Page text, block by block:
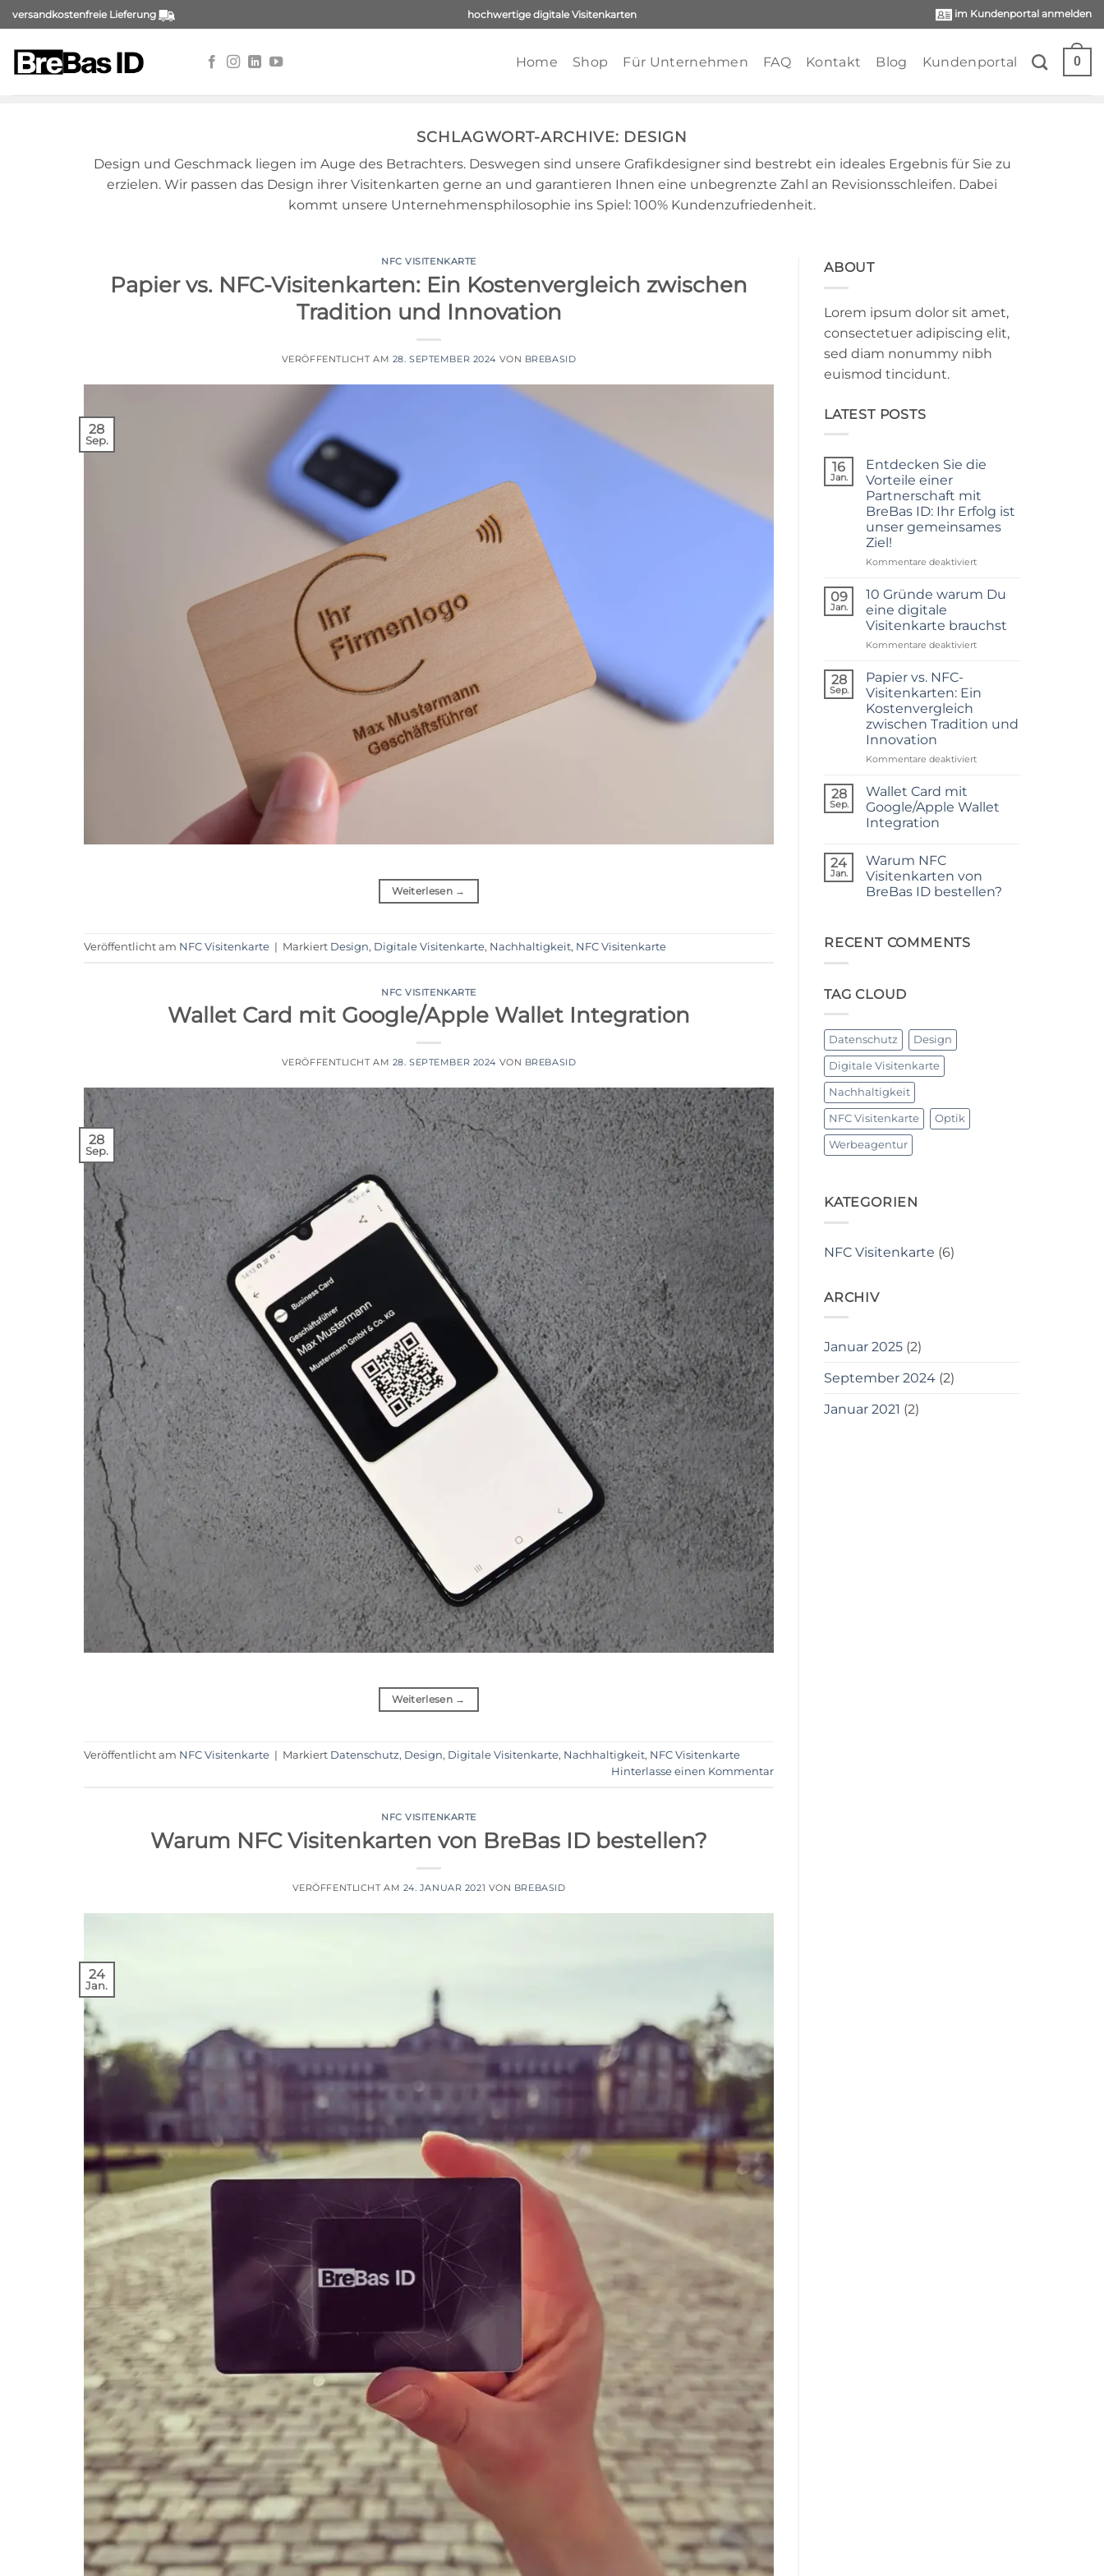
Zum
Inhalt
springen
versandkostenfreie Lieferung hochwertige digitale Visitenkarten im Kundenportal anmelden
Home Shop Für Unternehmen FAQ Kontakt Blog Kundenportal 0
SCHLAGWORT-ARCHIVE: DESIGN
Design und Geschmack liegen im Auge des Betrachters. Deswegen sind unsere Grafikdesigner sind bestrebt ein ideales Ergebnis für Sie zu
erzielen. Wir passen das Design ihrer Visitenkarten gerne an und garantieren Ihnen eine unbegrenzte Zahl an Revisionsschleifen. Dabei
kommt unsere Unternehmensphilosophie ins Spiel: 100% Kundenzufriedenheit.
NFC VISITENKARTE
Papier vs. NFC-Visitenkarten: Ein Kostenvergleich zwischen
Tradition und Innovation
VERÖFFENTLICHT AM 28. SEPTEMBER 2024 VON BREBASID
28
Sep.
Weiterlesen →
Veröffentlicht am NFC Visitenkarte | Markiert Design, Digitale Visitenkarte, Nachhaltigkeit, NFC Visitenkarte
NFC VISITENKARTE
Wallet Card mit Google/Apple Wallet Integration
VERÖFFENTLICHT AM 28. SEPTEMBER 2024 VON BREBASID
28
Sep.
Weiterlesen →
Veröffentlicht am NFC Visitenkarte | Markiert Datenschutz, Design, Digitale Visitenkarte, Nachhaltigkeit, NFC Visitenkarte
Hinterlasse einen Kommentar
NFC VISITENKARTE
Warum NFC Visitenkarten von BreBas ID bestellen?
VERÖFFENTLICHT AM 24. JANUAR 2021 VON BREBASID
24
Jan.
ABOUT
Lorem ipsum dolor sit amet,
consectetuer adipiscing elit,
sed diam nonummy nibh
euismod tincidunt.
LATEST POSTS
16
Jan.
Entdecken Sie die
Vorteile einer
Partnerschaft mit
BreBas ID: Ihr Erfolg ist
unser gemeinsames
Ziel!
Kommentare deaktiviertfür
Sie
einer
Partnerschaft
Ihr
ist
gemeinsames
09
Jan.
10 Gründe warum Du
eine digitale
Visitenkarte brauchst
Kommentare deaktiviertfür
Du
digitale
brauchst
28
Sep.
Papier vs. NFC-
Visitenkarten: Ein
Kostenvergleich
zwischen Tradition und
Innovation
Kommentare deaktiviertfür
NFC-
Visitenkarten:
und
Innovation
28
Sep.
Wallet Card mit
Google/Apple Wallet
Integration
zu
Wallet
Card
mit
24
Jan.
Warum NFC
Visitenkarten von
BreBas ID bestellen?
Warum
NFC
ID
RECENT COMMENTS
TAG CLOUD
Datenschutz Design
Digitale Visitenkarte
Nachhaltigkeit
NFC Visitenkarte Optik
Werbeagentur
KATEGORIEN
NFC Visitenkarte (6)
ARCHIV
Januar 2025 (2)
September 2024 (2)
Januar 2021 (2)